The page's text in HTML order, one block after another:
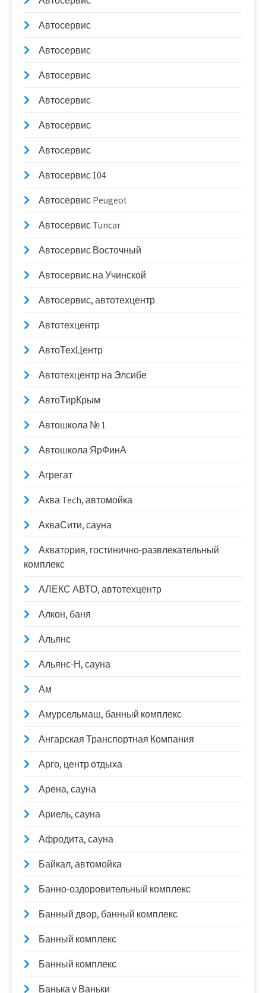
Автосервис
Автосервис
Автосервис
Автосервис
Автосервис
Автосервис
Автосервис 104
Автосервис Peugeot
Автосервис Tuncar
Автосервис Восточный
Автосервис на Учинской
Автосервис, автотехцентр
Автотехцентр
АвтоТехЦентр
Автотехцентр на Элсибе
АвтоТирКрым
Автошкола № 1
Автошкола ЯрФинА
Агрегат
Аква Tech, автомойка
АкваСити, сауна
Акватория, гостинично-развлекательный
комплекс
АЛЕКС АВТО, автотехцентр
Алкон, баня
Альянс
Альянс-Н, сауна
Ам
Амурсельмаш, банный комплекс
Ангарская Транспортная Компания
Арго, центр отдыха
Арена, сауна
Ариель, сауна
Афродита, сауна
Байкал, автомойка
Банно-оздоровительный комплекс
Банный двор, банный комплекс
Банный комплекс
Банный комплекс
Банька у Ваньки